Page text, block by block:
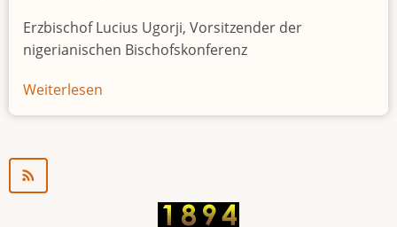
Erzbischof Lucius Ugorji, Vorsitzender der
nigerianischen Bischofskonferenz
Weiterlesen
Jugendarbeitslosigkeit